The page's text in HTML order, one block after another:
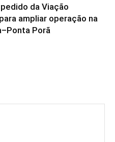
da Viação
ampliar operação na
Porã